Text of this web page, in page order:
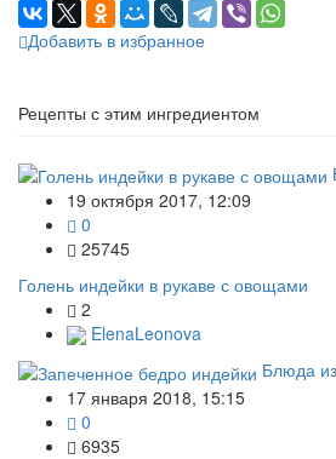
Добавить в избранное
Рецепты с этим ингредиентом
19 октября 2017, 12:09
0
25745
Голень индейки в рукаве с овощами
2
ElenaLeonova
Блюда
17 января 2018, 15:15
0
6935